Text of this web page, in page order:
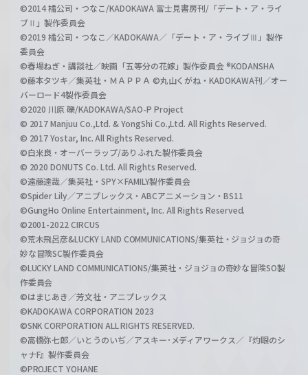
©2014 橘公司・つなこ/KADOKAWA 富士見書房刊/「デート・ア・ライ
ブⅡ」製作委員会
©2019 橘公司・つなこ／KADOKAWA／「デート・ア・ライブⅢ」製作
委員会
©春場ねぎ・講談社／映画「五等分の花嫁」製作委員会 ®KODANSHA
©藤本タツキ／集英社・ＭＡＰＰＡ ©丸山くがね・KADOKAWA刊／オー
バーロード4製作委員会
©2020 川原 礫/KADOKAWA/SAO-P Project
© 2017 Manjuu Co.,Ltd. & YongShi Co.,Ltd. All Rights Reserved.
© 2017 Yostar, Inc. All Rights Reserved.
©白米良・オーバーラップ/ありふれた製作委員会
© 2020 DONUTS Co. Ltd. All Rights Reserved.
©遠藤達哉／集英社・SPY×FAMILY製作委員会
©Spider Lily／アニプレックス・ABCアニメーション・BS11
©GungHo Online Entertainment, Inc. All Rights Reserved.
©2001-2022 CIRCUS
©荒木飛呂彦&LUCKY LAND COMMUNICATIONS/集英社・ジョジョの奇
妙な冒険SC製作委員会
©LUCKY LAND COMMUNICATIONS/集英社・ジョジョの奇妙な冒険SO製
作委員会
©はまじあき／芳文社・アニプレックス
©KADOKAWA CORPORATION 2023
©SNK CORPORATION ALL RIGHTS RESERVED.
©高橋弥七郎／いとうのいぢ／アスキー･メディアワークス／『灼眼のシ
ャナF』製作委員会
©PROJECT YOHANE